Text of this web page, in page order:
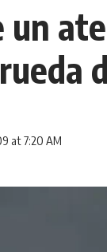
at 7:20 AM